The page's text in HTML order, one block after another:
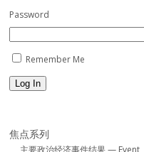
Password
Remember Me
Log In
焦点系列